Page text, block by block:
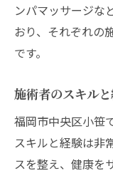
ンパマッサージな
おり、それぞれの
です。
施術者のスキル
福岡市中央区小笹
スキルと経験は非
スを整え、健康を